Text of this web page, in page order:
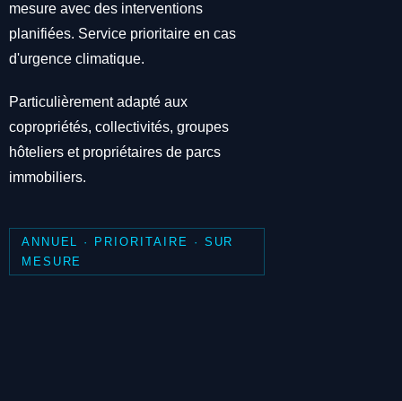
mesure avec des interventions
planifiées. Service prioritaire en cas
d'urgence climatique.
Particulièrement adapté aux
copropriétés, collectivités, groupes
hôteliers et propriétaires de parcs
immobiliers.
ANNUEL · PRIORITAIRE · SUR
MESURE